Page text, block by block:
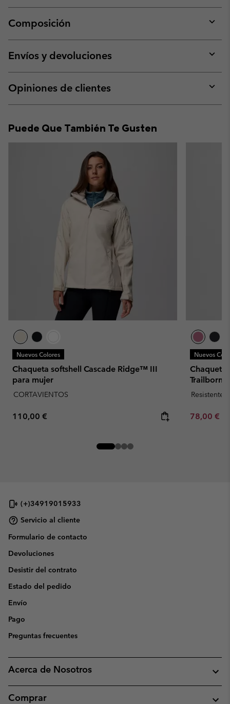
Composición
or
Envíos y devoluciones
or
Opiniones de clientes
or
Puede Que También Te Gusten
Nuevos Colores
Chaqueta softshell Cascade Ridge™ III
para mujer
CORTAVIENTOS
Regular price:
110,00 €
Nuevos
Chaqueta
Resistente
Minimum
78,00 €
(+)34919015933
Servicio al cliente
Formulario de contacto
Devoluciones
Desistir del contrato
Estado del pedido
Envío
Pago
Preguntas frecuentes
Acerca de Nosotros
Comprar